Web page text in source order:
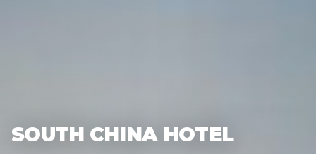
SOUTH CHINA HOTEL